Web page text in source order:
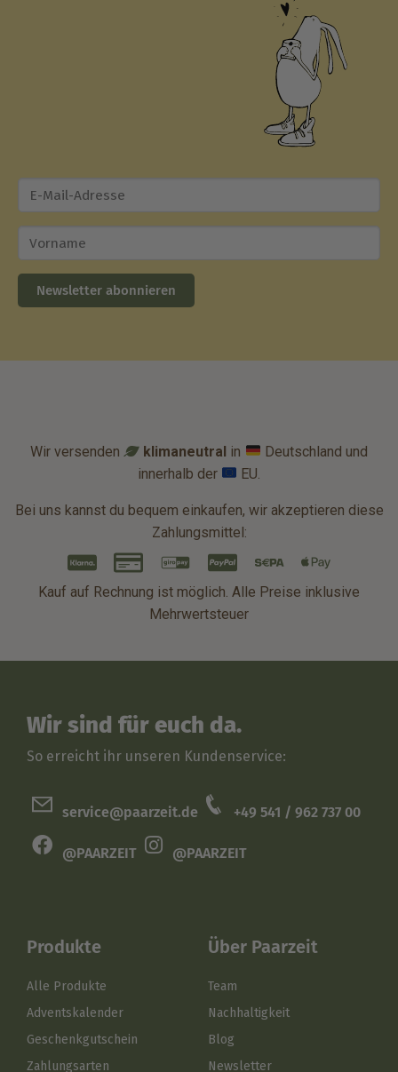
Newsletter abonnieren
Wir versenden klimaneutral in
Deutschland und
innerhalb der
EU.
Bei uns kannst du bequem einkaufen, wir akzeptieren diese
Zahlungsmittel:
Kauf auf Rechnung ist möglich. Alle Preise inklusive
Mehrwertsteuer
Wir sind für euch da.
So erreicht ihr unseren Kundenservice:
service@paarzeit.de +49 541 / 962 737 00
@PAARZEIT @PAARZEIT
Produkte
Alle Produkte
Adventskalender
Geschenkgutschein
Zahlungsarten
Über Paarzeit
Team
Nachhaltigkeit
Blog
Newsletter